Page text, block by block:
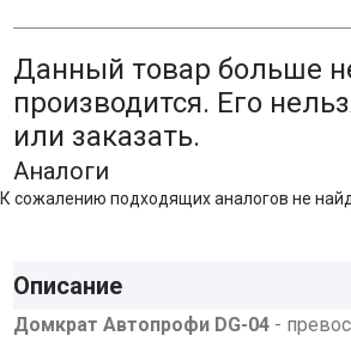
Данный товар больше
производится. Его
или заказать.
Аналоги
К сожалению подходящих аналогов не
Описание
Домкрат Автопрофи DG-04 -